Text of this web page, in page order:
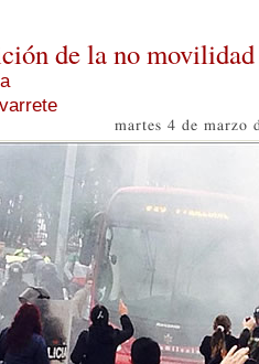
de la no movilidad
martes 4 de marzo